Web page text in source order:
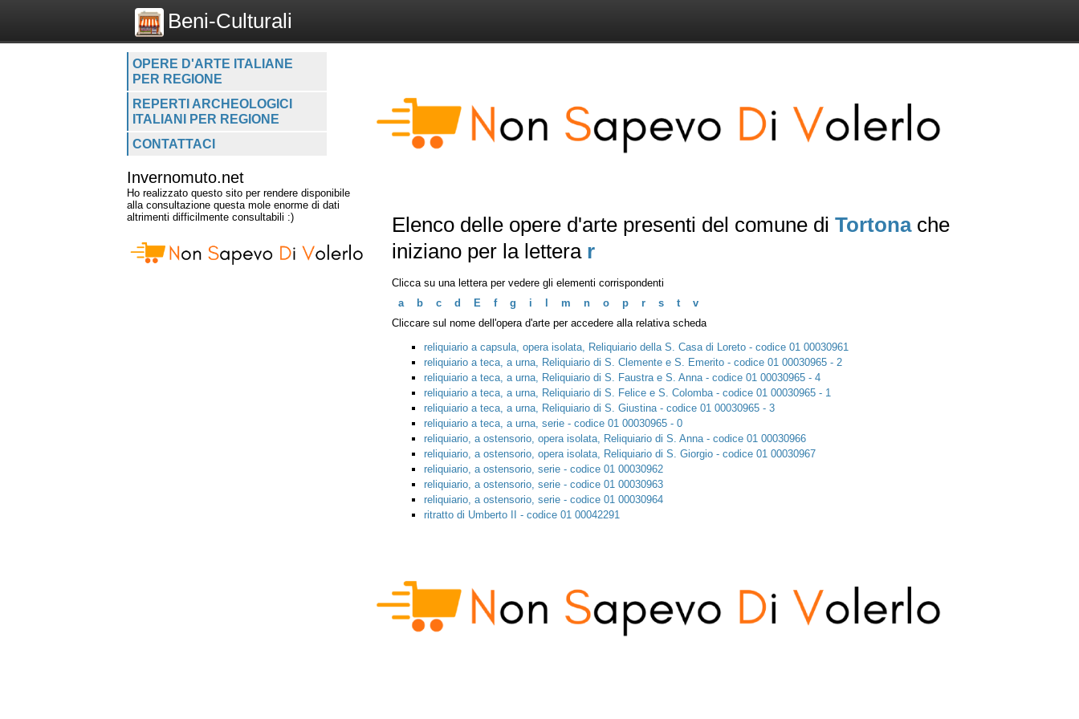
Beni-Culturali
OPERE D'ARTE ITALIANE
PER REGIONE
REPERTI ARCHEOLOGICI
ITALIANI PER REGIONE
CONTATTACI
Invernomuto.net
Ho realizzato questo sito per rendere disponibile
alla consultazione questa mole enorme di dati
altrimenti difficilmente consultabili :)
Elenco delle opere d'arte presenti del comune di Tortonache
iniziano per la lettera r
Clicca su una lettera per vedere gli elementi corrispondenti
a
b c d E f g i m n o p r s t
v
Cliccare sul nome dell'opera d'arte per accedere alla relativa scheda
reliquiario a capsula, opera isolata, Reliquiario della S. Casa di Loreto - codice 01 00030961
reliquiario a teca, a urna, Reliquiario di S. Clemente e S. Emerito - codice 01 00030965 - 2
reliquiario a teca, a urna, Reliquiario di S. Faustra e S. Anna - codice 01 00030965 - 4
reliquiario a teca, a urna, Reliquiario di S. Felice e S. Colomba - codice 01 00030965 - 1
reliquiario a teca, a urna, Reliquiario di S. Giustina - codice 01 00030965 - 3
reliquiario a teca, a urna, serie - codice 01 00030965 - 0
reliquiario, a ostensorio, opera isolata, Reliquiario di S. Anna - codice 01 00030966
reliquiario, a ostensorio, opera isolata, Reliquiario di S. Giorgio - codice 01 00030967
reliquiario, a ostensorio, serie - codice 01 00030962
reliquiario, a ostensorio, serie - codice 01 00030963
reliquiario, a ostensorio, serie - codice 01 00030964
ritratto di Umberto II - codice 01 00042291